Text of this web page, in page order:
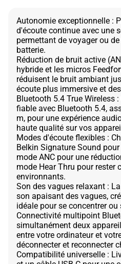
Autonomie exceptionnelle :
d'écoute continue avec une
permettant de voyager ou
batterie.
Réduction de bruit active
hybride et les micros
réduisent le bruit ambiant
écoute plus immersive et
Bluetooth 5.4 True Wireless
fiable avec Bluetooth 5.4,
m, pour une expérience
haute qualité sur vos
Modes d'écoute flexibles :
Belkin Signature Sound
mode ANC pour une
mode Hear Thru pour rester
environnants.
Son des vagues relaxant :
son apaisant des vagues,
idéale pour se concentrer ou
Connectivité multipoint
simultanément deux
entre votre ordinateur et
déconnecter et reconnecter
Compatibilité universelle :